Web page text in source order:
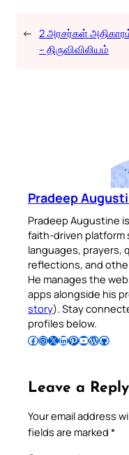
← 2 அரசர்கள்
– திருவிவிலியம்
Pradeep
Pradeep Augustine
faith-driven platform
languages, prayers,
reflections, and
He manages the
apps alongside his
story). Stay
profiles below.
Follow Pradeep on Facebook Follow Pradeep on InstagramFollow Pradeep on X Follow Pradeep on LinkedIn Follow Pradeep on Pinterest Subscribe to Pradeep’s Youtube Channel Follow Pradeep on WordPress Follow Pradeep on GitHub
Leave a Reply
Your email address
fields are marked *